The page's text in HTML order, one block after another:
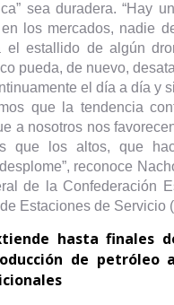
sea duradera. “Hay
los mercados, nadie
el estallido de algún
pueda, de nuevo,
el día a día y
que la tendencia
a nosotros nos
que los altos, que
reconoce
de la Confederación
Estaciones de Servicio
hasta finales
de petróleo